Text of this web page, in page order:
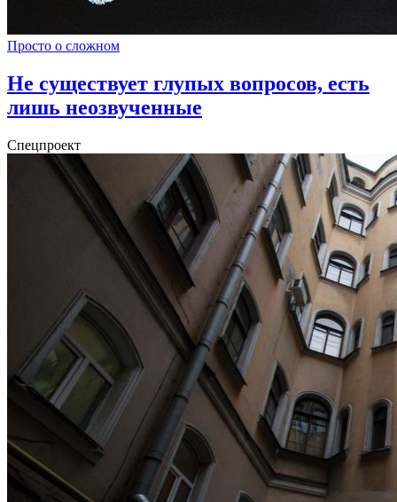
Просто о сложном
Не существует глупых вопросов, есть
лишь неозвученные
Спецпроект